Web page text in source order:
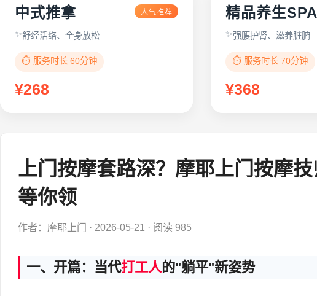
中式推拿 人气推荐
舒经活络、全身放松
⏱️ 服务时长 60分钟
¥268
精品养生SPA
强腰护肾、滋养脏腑
⏱️ 服务时长 70分钟
¥368
上门按摩套路深？摩耶上门按摩
等你领
作者：摩耶上门 · 2026-05-21 · 阅读 985
一、开篇：当代打工人的"躺平"新姿势